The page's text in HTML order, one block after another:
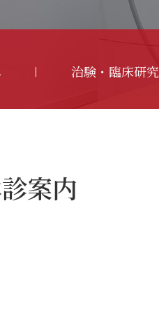
治験・臨床研究
案内